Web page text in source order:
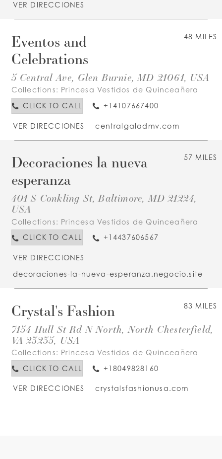
VER DIRECCIONES
48 MILES
Eventos and
Celebrations
5 Central Ave, Glen Burnie, MD 21061, USA
Collections: Princesa Vestidos de Quinceañera
CLICK TO CALL
+14107667400
VER DIRECCIONES centralgaladmv.com
57 MILES
Decoraciones la nueva
esperanza
401 S Conkling St, Baltimore, MD 21224,
USA
Collections: Princesa Vestidos de Quinceañera
CLICK TO CALL
+14437606567
VER DIRECCIONES
decoraciones-la-nueva-esperanza.negocio.site
83 MILES
Crystal's Fashion
7154 Hull St Rd N North, North Chesterfield,
VA 23235, USA
Collections: Princesa Vestidos de Quinceañera
CLICK TO CALL
+18049828160
VER DIRECCIONES crystalsfashionusa.com